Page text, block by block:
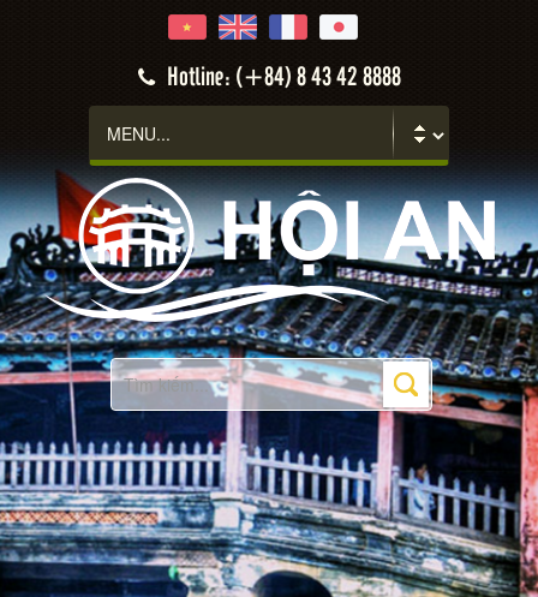
Hotline: (+84) 8 43 42 8888